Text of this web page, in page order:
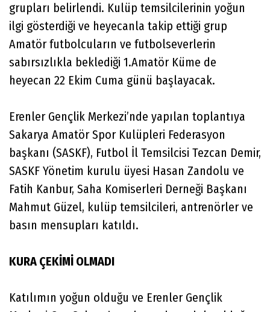
grupları belirlendi. Kulüp temsilcilerinin yoğun
ilgi gösterdiği ve heyecanla takip ettiği grup
Amatör futbolcuların ve futbolseverlerin
sabırsızlıkla beklediği 1.Amatör Küme de
heyecan 22 Ekim Cuma günü başlayacak.
Erenler Gençlik Merkezi’nde yapılan toplantıya
Sakarya Amatör Spor Kulüpleri Federasyon
başkanı (SASKF), Futbol İl Temsilcisi Tezcan Demir,
SASKF Yönetim kurulu üyesi Hasan Zandolu ve
Fatih Kanbur, Saha Komiserleri Derneği Başkanı
Mahmut Güzel, kulüp temsilcileri, antrenörler ve
basın mensupları katıldı.
KURA ÇEKİMİ OLMADI
Katılımın yoğun olduğu ve Erenler Gençlik